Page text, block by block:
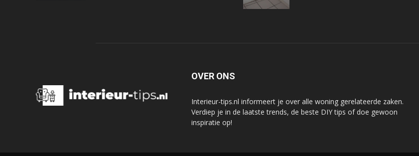
OVER ONS
Interieur-tips.nl informeert je over alle woning gerelateerde zaken.
Verdiep je in de laatste trends, de beste DIY tips of doe gewoon
inspiratie op!